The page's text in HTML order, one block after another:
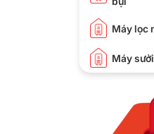
Máy lọc
Máy sưởi